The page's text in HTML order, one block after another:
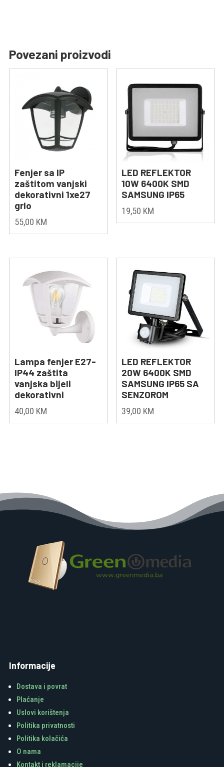
Povezani proizvodi
Fenjer sa IP
zaštitom vanjski
dekorativni 1xe27
grlo
55,00 KM
LED REFLEKTOR
10W 6400K SMD
SAMSUNG IP65
19,50 KM
Lampa fenjer E27-
IP44 zaštita
vanjska bijeli
dekorativni
40,00 KM
LED REFLEKTOR
20W 6400K SMD
SAMSUNG IP65 SA
SENZOROM
39,00 KM
Informacije
Dostava i povrat
Plaćanje
Uslovi korištenja
Politika privatnosti
Politika kolačića
O nama
Kontakt i reklamacije